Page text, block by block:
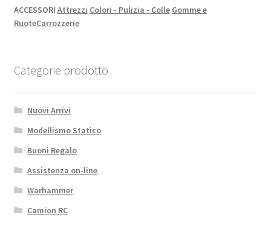
ACCESSORI Attrezzi Colori - Pulizia - Colle Gomme e
RuoteCarrozzerie
Categorie prodotto
Nuovi Arrivi
Modellismo Statico
Buoni Regalo
Assistenza on-line
Warhammer
Camion RC